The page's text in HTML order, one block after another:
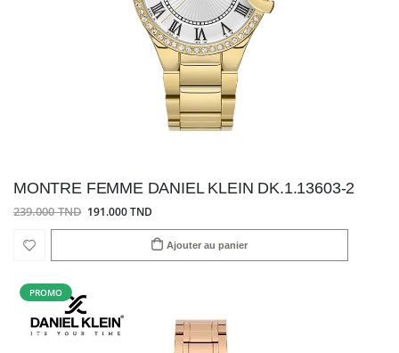
MONTRE FEMME DANIEL KLEIN DK.1.13603-2
239.000 TND 191.000 TND
Ajouter au panier
PROMO